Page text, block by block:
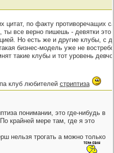
цитат, по факту противоречащих
ты все верно пишешь - девятки это
Но есть же и другие клубы, с
бизнес-модель уже не
такие клубы и тот уровень
клуб любителей стриптиза
понимании, это где-нибудь в
крайней мере там, где я это
нельзя трогать а можно только